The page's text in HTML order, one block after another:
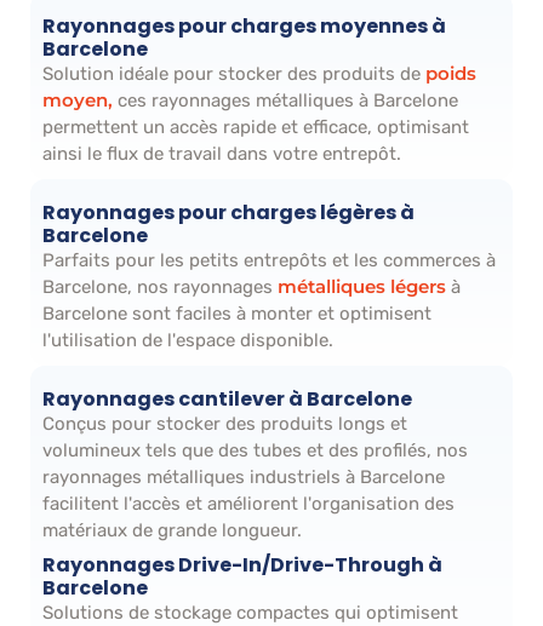
Rayonnages pour charges moyennes à
Barcelone
Solution idéale pour stocker des produits de poids
moyen, ces rayonnages métalliques à Barcelone
permettent un accès rapide et efficace, optimisant
ainsi le flux de travail dans votre entrepôt.
Rayonnages pour charges légères à
Barcelone
Parfaits pour les petits entrepôts et les commerces à
Barcelone, nos rayonnages métalliques légers à
Barcelone sont faciles à monter et optimisent
l'utilisation de l'espace disponible.
Rayonnages cantilever à Barcelone
Conçus pour stocker des produits longs et
volumineux tels que des tubes et des profilés, nos
rayonnages métalliques industriels à Barcelone
facilitent l'accès et améliorent l'organisation des
matériaux de grande longueur.
Rayonnages Drive-In/Drive-Through à
Barcelone
Solutions de stockage compactes qui optimisent